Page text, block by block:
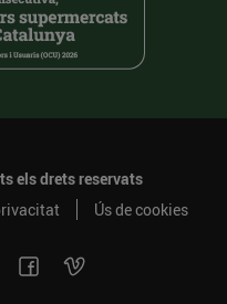
els drets reservats
Ús de cookies